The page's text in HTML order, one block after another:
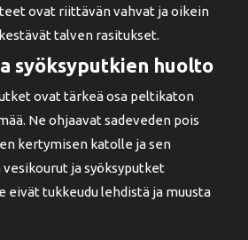
ovat riittävän vahvat ja oikein
talven rasitukset.
syöksyputkien huolto
ovat tärkeä osa peltikaton
Ne ohjaavat sadeveden pois
kertymisen katolle ja sen
ja syöksyputket
eivät tukkeudu lehdistä ja muusta